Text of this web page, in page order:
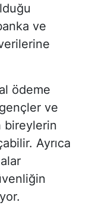
ve
ödeme
ve
bireylerin
Ayrıca